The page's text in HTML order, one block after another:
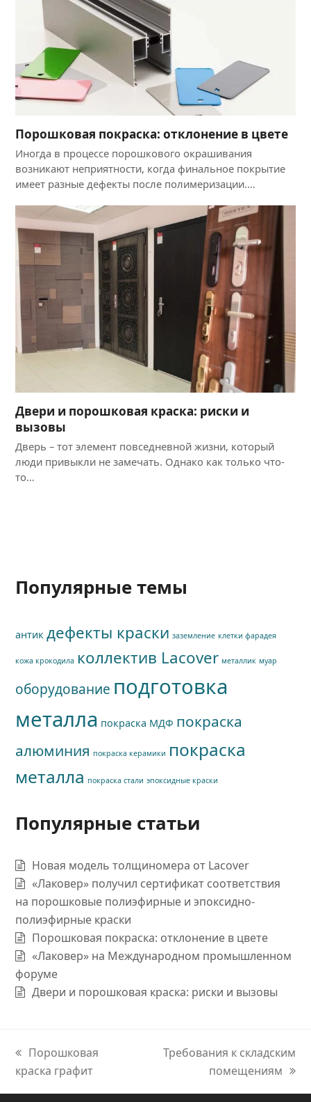
Порошковая покраска: отклонение в цвете
Иногда в процессе порошкового окрашивания
возникают неприятности, когда финальное покрытие
имеет разные дефекты после полимеризации.…
Двери и порошковая краска: риски и
вызовы
Дверь – тот элемент повседневной жизни, который
люди привыкли не замечать. Однако как только что-
то…
Популярные темы
антик дефекты краски заземление клетки фарадея
кожа крокодила коллектив Lacover металлик муар
оборудование подготовка
металла покраска МДФ покраска
алюминия покраска керамики покраска
металла покраска стали эпоксидные краски
Популярные статьи
Новая модель толщиномера от Lacover
«Лаковер» получил сертификат соответствия
на порошковые полиэфирные и эпоксидно-
полиэфирные краски
Порошковая покраска: отклонение в цвете
«Лаковер» на Международном промышленном
форуме
Двери и порошковая краска: риски и вызовы
previous
post:
Порошковая
краска графит
next
Требования к складским
помещениям